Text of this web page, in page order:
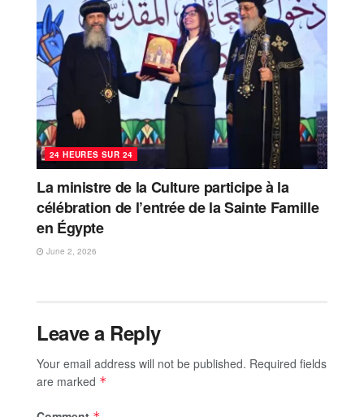
24 HEURES SUR 24
La ministre de la Culture participe à la
célébration de l’entrée de la Sainte Famille
en Égypte
June 2, 2026
Leave a Reply
Your email address will not be published. Required fields
are marked *